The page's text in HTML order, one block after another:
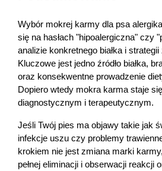
Wybór mokrej karmy dla psa
się na hasłach "hipoalergiczna" czy
analizie konkretnego białka i
Kluczowe jest jedno źródło białka,
oraz konsekwentne prowadzenie
Dopiero wtedy mokra karma staje
diagnostycznym i terapeutycznym.
Jeśli Twój pies ma objawy takie jak
infekcje uszu czy problemy
krokiem nie jest zmiana marki
pełnej eliminacji i obserwacji reakcji